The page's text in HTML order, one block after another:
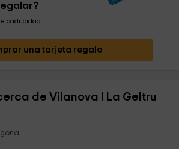
caducidad
una tarjeta regalo
de Vilanova I La Geltru